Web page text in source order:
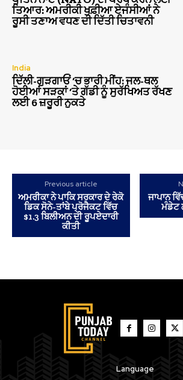
ਤਿਆਰ: ਅਮਰੀਕੀ ਖੁਫ਼ੀਆ ਏਜੰਸੀਆਂ ਨੇ
ਰੂਸੀ ਤਣਾਅ ਵਧਣ ਦੀ ਦਿੱਤੀ ਚਿਤਾਵਨੀ
India
ਦਿੱਲੀ-ਗੁੜਗਾਓਂ ‘ਚ ਭਾਰੀ ਮੀਂਹ: ਜਲ-ਥਲ
ਹੋਈਆਂ ਸੜਕਾਂ ‘ਤੇ ਗੱਡੀ ਨੂੰ ਸੁਰੱਖਿਅਤ ਰੱਖਣ
ਲਈ 6 ਜ਼ਰੂਰੀ ਨੁਕਤੇ
Previous article
ਅਮਰੀਕਾ ਨੇ ਪਾਕਿ ਸਰਕਾਰ ਦੇ ਰੇਕੋ
ਡਿਕ ਸੋਨੇ-ਤਾਂਬੇ ਪ੍ਰੋਜੈਕਟ ਵਿੱਚ
$1.3 ਬਿਲੀਅਨ ਦੀ ਰੂਪਏਦਾਰੀ
ਕੀਤੀ
ਜਾਪਾਨ
ਮੰਡੇਟ
Language